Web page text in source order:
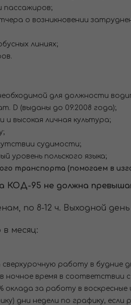
пассажиров;
о возникновении
линиях;
для должности
D (выданы до 09.2008 года);
и высокая личная культура;
судимости;
уровень польского языка;
транспорта (помогаем в
КОД-95 не должна
по 8-12 ч. Выходной
месяц:
сверхурочную работу в будние
ночное время в соответствии
оклада за работу в
дни недели по графику,